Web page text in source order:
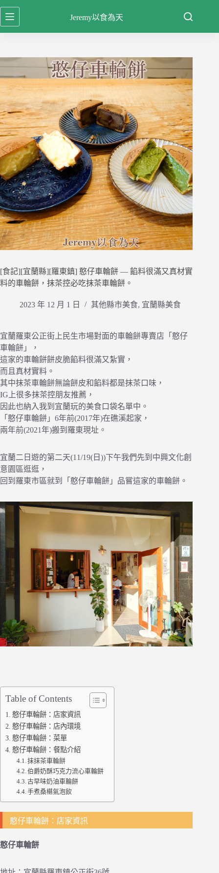
跳
至
容
Jeremy以食為天
[食記][宜蘭縣][羅東鎮] 憨仔車輪餅 — 餡料很滿又真材實
料的車輪餅，抹茶控必吃抹茶車輪餅。
2023 年 12 月 1 日 其他縣市美食, 宜蘭縣美食
宜蘭羅東公正街上民生市場對面的車輪餅專賣店「憨仔
車輪餅」，
這家的車輪餅餅皮脆餡料很滿又紮實，
而且真材實料。
其中抹茶車輪餅無論餅皮和餡料都是抹茶口味，
IG上很多抹茶控朋友推薦，
因此也納入我到宜蘭玩的美食口袋名單中。
「憨仔車輪餅」6年前(2017年)在礁溪起家，
兩年前(2021年)搬到羅東現址。
宜蘭二日遊的第二天(11/19(日))下午我們先到中興文化創
意園區逛逛，
回到羅東市區就到「憨仔車輪餅」品嘗這家的車輪餅。
Table of Contents
憨仔車輪餅：店家資訊
憨仔車輪餅：店內環境
憨仔車輪餅：菜單
憨仔車輪餅：餐點介紹
抹抹茶車輪餅
伯爵奶酥巧克力流心車輪餅
古早味奶油車輪餅
手煮桑椹氣泡飲
憨仔車輪餅：店家資訊
憨仔車輪餅